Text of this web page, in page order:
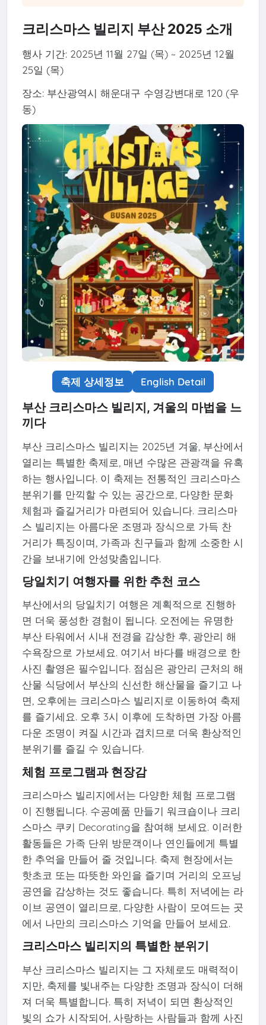
크리스마스 빌리지 부산 2025 소개
행사 기간: 2025년 11월 27일 (목) ~ 2025년 12월
25일 (목)
장소: 부산광역시 해운대구 수영강변대로 120 (우
동)
축제 상세정보 English Detail
부산 크리스마스 빌리지, 겨울의 마법을 느
끼다
부산 크리스마스 빌리지는 2025년 겨울, 부산에서
열리는 특별한 축제로, 매년 수많은 관광객을 유혹
하는 행사입니다. 이 축제는 전통적인 크리스마스
분위기를 만끽할 수 있는 공간으로, 다양한 문화
체험과 즐길거리가 마련되어 있습니다. 크리스마
스 빌리지는 아름다운 조명과 장식으로 가득 찬
거리가 특징이며, 가족과 친구들과 함께 소중한 시
간을 보내기에 안성맞춤입니다.
당일치기 여행자를 위한 추천 코스
부산에서의 당일치기 여행은 계획적으로 진행하
면 더욱 풍성한 경험이 됩니다. 오전에는 유명한
부산 타워에서 시내 전경을 감상한 후, 광안리 해
수욕장으로 가보세요. 여기서 바다를 배경으로 한
사진 촬영은 필수입니다. 점심은 광안리 근처의 해
산물 식당에서 부산의 신선한 해산물을 즐기고 나
면, 오후에는 크리스마스 빌리지로 이동하여 축제
를 즐기세요. 오후 3시 이후에 도착하면 가장 아름
다운 조명이 켜질 시간과 겹치므로 더욱 환상적인
분위기를 즐길 수 있습니다.
체험 프로그램과 현장감
크리스마스 빌리지에서는 다양한 체험 프로그램
이 진행됩니다. 수공예품 만들기 워크숍이나 크리
스마스 쿠키 Decorating을 참여해 보세요. 이러한
활동들은 가족 단위 방문객이나 연인들에게 특별
한 추억을 만들어 줄 것입니다. 축제 현장에서는
핫초코 또는 따뜻한 와인을 즐기며 거리의 오프닝
공연을 감상하는 것도 좋습니다. 특히 저녁에는 라
이브 공연이 열리므로, 다양한 사람이 모여드는 곳
에서 나만의 크리스마스 기억을 만들어 보세요.
크리스마스 빌리지의 특별한 분위기
부산 크리스마스 빌리지는 그 자체로도 매력적이
지만, 축제를 빛내주는 다양한 조명과 장식이 더해
져 더욱 특별합니다. 특히 저녁이 되면 환상적인
빛의 쇼가 시작되어, 사랑하는 사람들과 함께 사진